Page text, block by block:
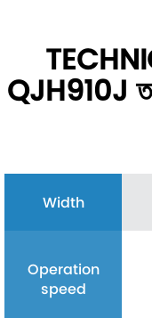
QJH910J
Width
Operation
speed